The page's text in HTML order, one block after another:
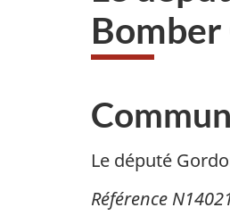
Le député
Référence